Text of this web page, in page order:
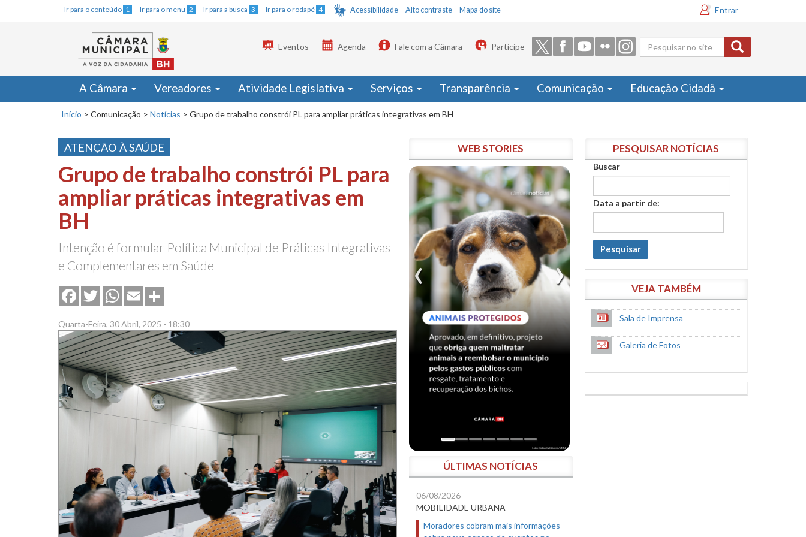
Ir para o conteúdo 1 Ir para o menu 2 Ir para a busca 3 Ir para o rodapé 4 Acessibilidade Alto contraste Mapa do site Entrar
Formulário
de busca
Eventos Agenda Fale com a Câmara Participe
A Câmara Vereadores Atividade Legislativa Serviços Transparência Comunicação Educação Cidadã
Início > Comunicação > Notícias > Grupo de trabalho constrói PL para ampliar práticas integrativas em BH
ATENÇÃO À SAÚDE
Grupo de trabalho constrói PL para
ampliar práticas integrativas em
BH
Intenção é formular Política Municipal de Práticas Integrativas
e Complementares em Saúde
FacebookTwitterWhatsApp
Email
Quarta-Feira, 30 Abril, 2025 - 18:30
WEB STORIES
ÚLTIMAS NOTÍCIAS
06/08/2026
MOBILIDADE URBANA
Moradores cobram mais informações
PESQUISAR NOTÍCIAS
Buscar
Data a partir de:
Pesquisar
VEJA TAMBÉM
Sala de Imprensa
Galeria de Fotos